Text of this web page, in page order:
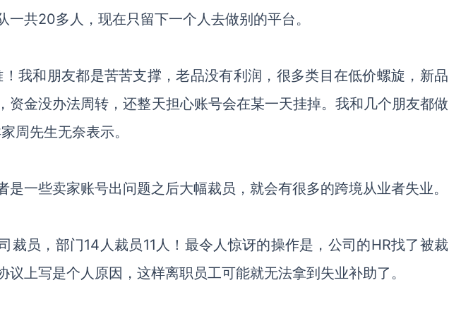
一共20多人，现在只留下一个人去做别的平台。
我和朋友都是苦苦支撑，老品没有利润，很多类目在低价螺旋，新品
资金没办法周转，还整天担心账号会在某一天挂掉。我和几个朋友都做
周先生无奈表示。
是一些卖家账号出问题之后大幅裁员，就会有很多的跨境从业者失业。
裁员，部门14人裁员11人！最令人惊讶的操作是，公司的HR找了被裁
议上写是个人原因，这样离职员工可能就无法拿到失业补助了。